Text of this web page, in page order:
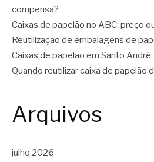
compensa?
Caixas de papelão no ABC: preço
Reutilização de embalagens de
Caixas de papelão em Santo
Quando reutilizar caixa de papelão
Arquivos
julho 2026